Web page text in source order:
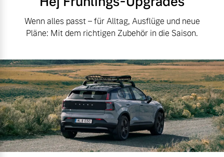
Wenn alles passt – für Alltag, Ausflüge und neue
Pläne: Mit dem richtigen Zubehör in die Saison.